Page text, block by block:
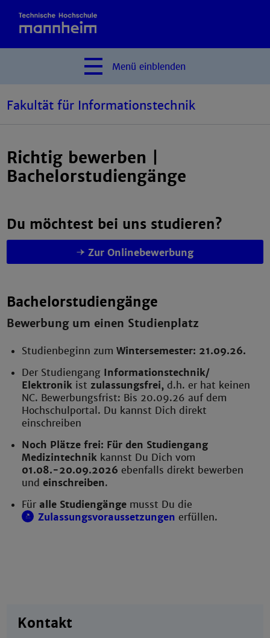
Menü einblenden
Fakultät für Informationstechnik
Richtig bewerben |
Bachelorstudiengänge
Du möchtest bei uns studieren?
Zur Onlinebewerbung
Bachelorstudiengänge
Bewerbung um einen Studienplatz
Studienbeginn zumWintersemester: 21.09.26.
Der Studiengang Informationstechnik/
Elektronik ist zulassungsfrei, d.h. er hat keinen
NC. Bewerbungsfrist: Bis 20.09.26 auf dem
Hochschulportal. Du kannst Dich direkt
einschreiben
Noch Plätze frei: Für den Studiengang
Medizintechnik kannst Du Dich vom
01.08.-20.09.2026 ebenfalls direkt bewerben
undeinschreiben.
Für alle Studiengänge musst Du die
Zulassungsvoraussetzungen erfüllen.
Kontakt